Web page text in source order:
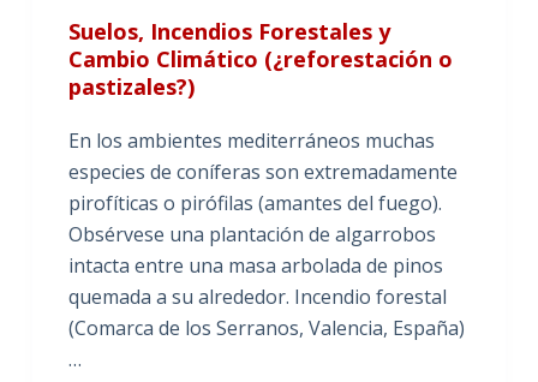
Suelos, Incendios Forestales y
Cambio Climático (¿reforestación o
pastizales?)
En los ambientes mediterráneos muchas
especies de coníferas son extremadamente
pirofíticas o pirófilas (amantes del fuego).
Obsérvese una plantación de algarrobos
intacta entre una masa arbolada de pinos
quemada a su alrededor. Incendio forestal
(Comarca de los Serranos, Valencia, España)
…